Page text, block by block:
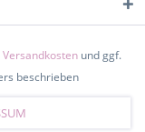
Versandkosten und ggf.
beschrieben